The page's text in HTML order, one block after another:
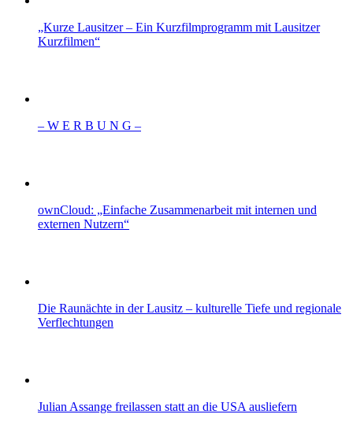
„Kurze Lausitzer – Ein Kurzfilmprogramm mit Lausitzer
Kurzfilmen“
– W Ε R Β U Ν G –
ownCloud: „Einfache Zusammenarbeit mit internen und
externen Nutzern“
Die Raunächte in der Lausitz – kulturelle Tiefe und regionale
Verflechtungen
Julian Assange freilassen statt an die USA ausliefern